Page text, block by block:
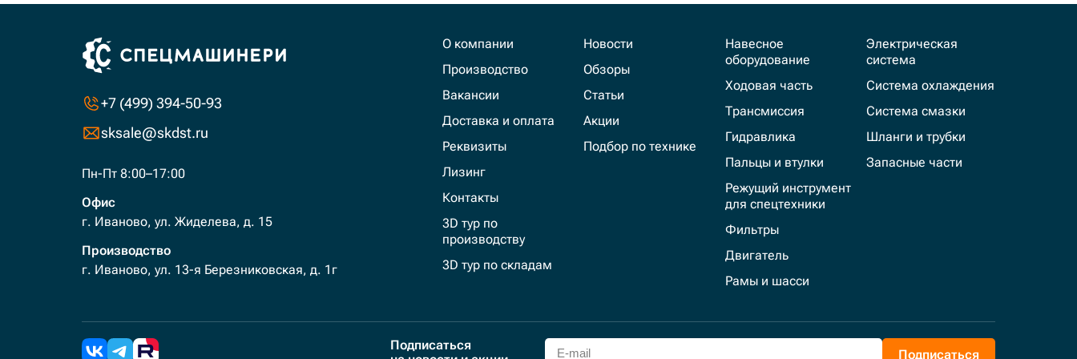
+7 (499) 394-50-93
sksale@skdst.ru
Пн-Пт 8:00–17:00
Офис
г. Иваново, ул. Жиделева, д. 15
Производство
г. Иваново, ул. 13-я Березниковская, д. 1г
О компании
Производство
Вакансии
Доставка и оплата
Реквизиты
Лизинг
Контакты
3D тур по
производству
3D тур по складам
Новости
Обзоры
Статьи
Акции
Подбор по технике
Навесное
оборудование
Ходовая часть
Трансмиссия
Гидравлика
Пальцы и втулки
Режущий инструмент
для спецтехники
Фильтры
Двигатель
Рамы и шасси
Электрическая
система
Система охлаждения
Система смазки
Шланги и трубки
Запасные части
Подписаться
Подписаться